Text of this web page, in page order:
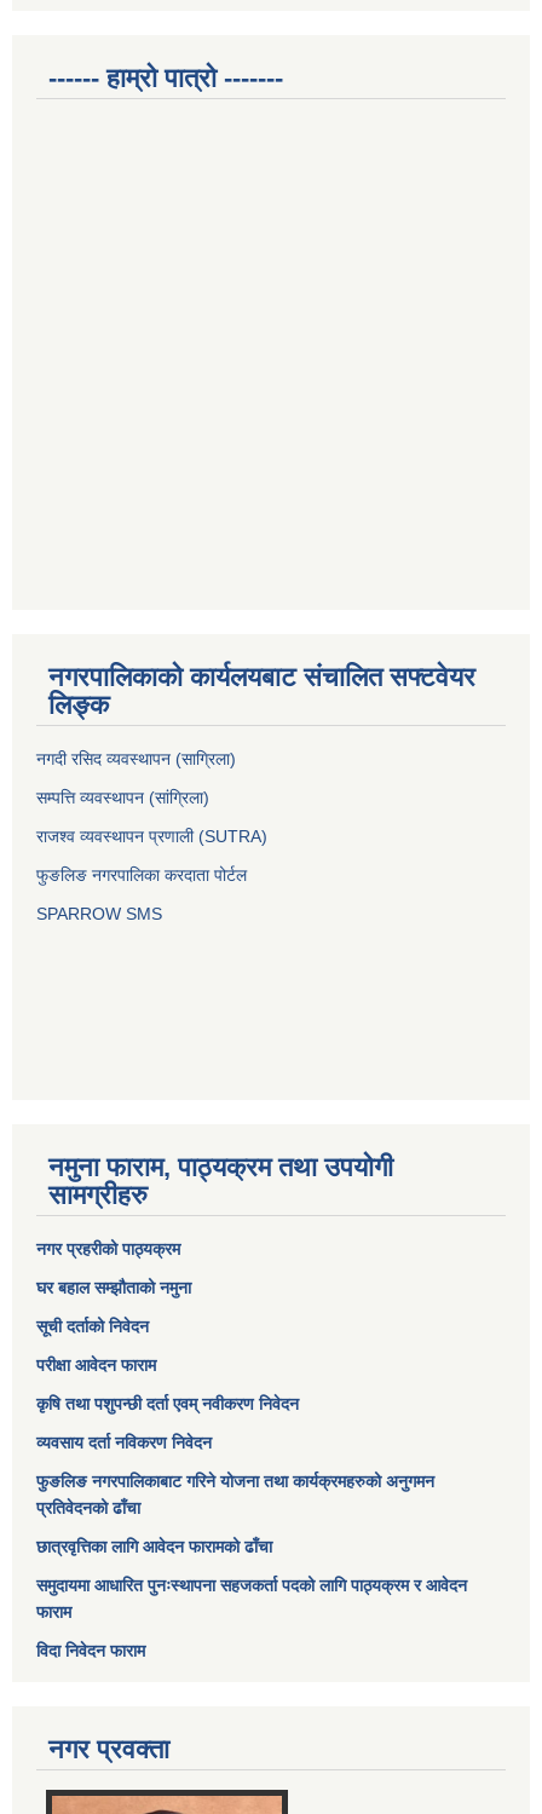
------ हाम्रो पात्रो -------
नगरपालिकाको कार्यलयबाट संचालित सफ्टवेयर
लिङ्क
नगदी रसिद व्यवस्थापन (साग्रिला)
सम्पत्ति व्यवस्थापन (सांग्रिला)
राजश्व व्यवस्थापन प्रणाली (SUTRA)
फुङलिङ नगरपालिका करदाता पोर्टल
SPARROW SMS
नमुना फाराम, पाठ्यक्रम तथा उपयोगी
सामग्रीहरु
नगर प्रहरीको पाठ्यक्रम
घर बहाल सम्झौताको नमुना
सूची दर्ताको निवेदन
परीक्षा आवेदन फाराम
कृषि तथा पशुपन्छी दर्ता एवम् नवीकरण निवेदन
व्यवसाय दर्ता नविकरण निवेदन
फुङलिङ नगरपालिकाबाट गरिने योजना तथा कार्यक्रमहरुको अनुगमन
प्रतिवेदनको ढाँचा
छात्रवृत्तिका लागि आवेदन फारामको ढाँचा
समुदायमा आधारित पुनःस्थापना सहजकर्ता पदको लागि पाठ्यक्रम र आवेदन
फाराम
विदा निवेदन फाराम
नगर प्रवक्ता